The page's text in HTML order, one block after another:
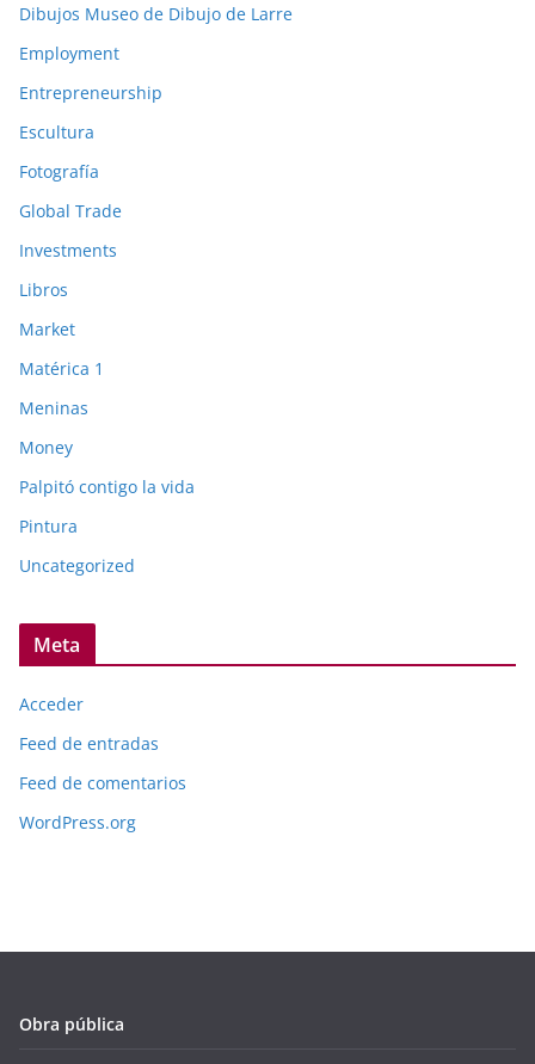
Dibujos Museo de Dibujo de Larre
Employment
Entrepreneurship
Escultura
Fotografía
Global Trade
Investments
Libros
Market
Matérica 1
Meninas
Money
Palpitó contigo la vida
Pintura
Uncategorized
Meta
Acceder
Feed de entradas
Feed de comentarios
WordPress.org
Obra pública